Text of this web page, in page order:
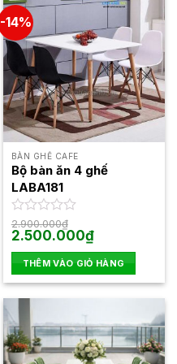
-14%
BÀN GHẾ CAFE
Bộ bàn ăn 4 ghế
LABA181
Được
xếp
hạng
0
5
sao
2.900.000₫
Giá
gốc
là:
2.900.000₫.
2.500.000₫Giá
hiện
tại
là:
2.500.000₫.
THÊM VÀO GIỎ HÀNG